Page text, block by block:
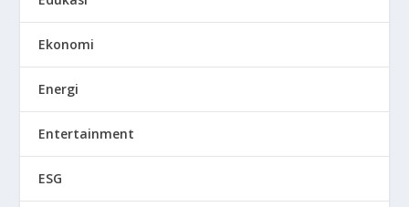
Ekonomi
Energi
Entertainment
ESG